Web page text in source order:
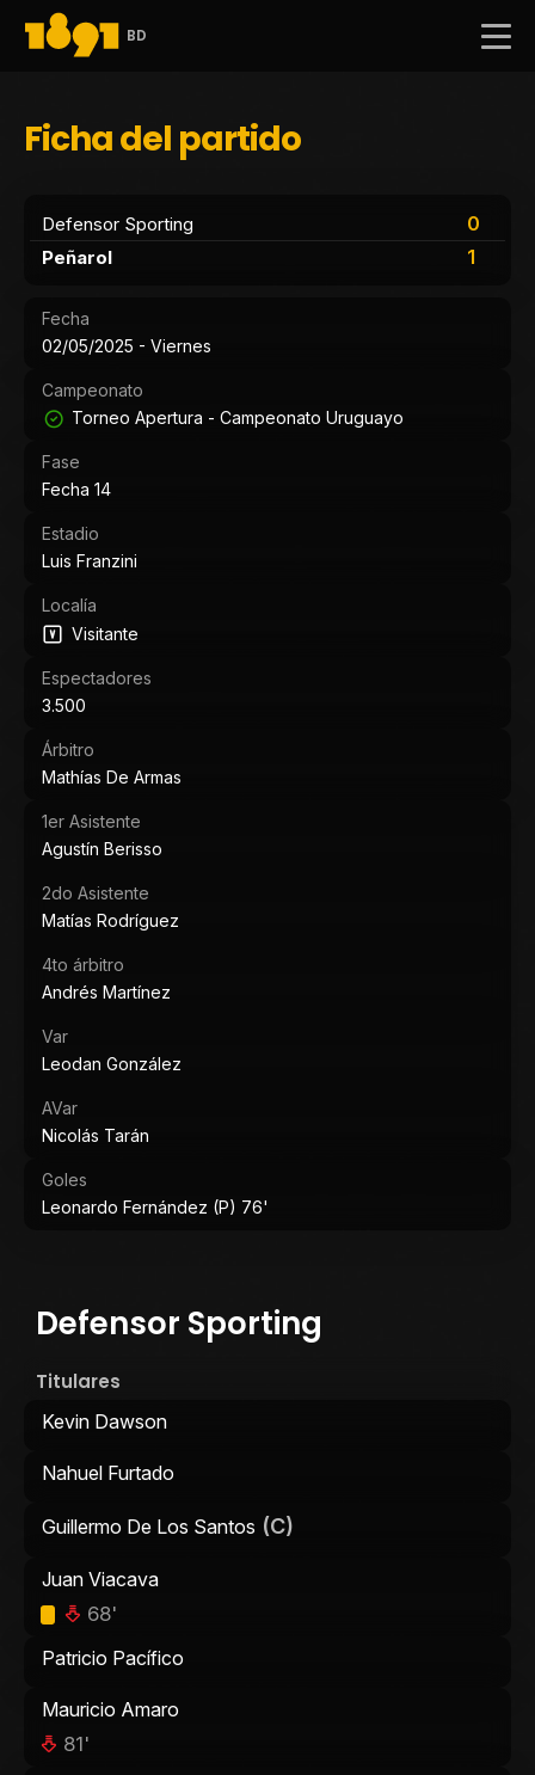
BD
Ficha del partido
Defensor Sporting
0
1
Peñarol
Fecha
02/05/2025 - Viernes
Campeonato
Torneo Apertura - Campeonato Uruguayo
Fase
Fecha 14
Estadio
Luis Franzini
Localía
Visitante
Espectadores
3.500
Árbitro
Mathías De Armas
1er Asistente
Agustín Berisso
2do Asistente
Matías Rodríguez
4to árbitro
Andrés Martínez
Var
Leodan González
AVar
Nicolás Tarán
Goles
Leonardo Fernández (P) 76'
Defensor Sporting
Titulares
Kevin Dawson
Nahuel Furtado
Guillermo De Los Santos (C)
Juan Viacava
68'
Patricio Pacífico
Mauricio Amaro
81'